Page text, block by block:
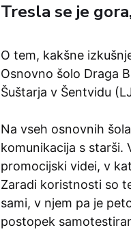
Tresla se je
O tem, kakšne
Osnovno šolo Draga
Šuštarja v Šentvidu
Na vseh osnovnih
komunikacija s starši.
promocijski videi, v
Zaradi koristnosti so
sami, v njem pa je
postopek